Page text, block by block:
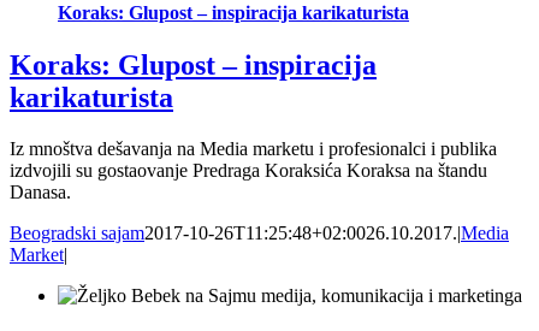
Koraks: Glupost – inspiracija karikaturista
Koraks: Glupost – inspiracija
karikaturista
Iz mnoštva dešavanja na Media marketu i profesionalci i publika
izdvojili su gostaovanje Predraga Koraksića Koraksa na štandu
Danasa.
Beogradski sajam2017-10-26T11:25:48+02:0026.10.2017.|Media
Market|